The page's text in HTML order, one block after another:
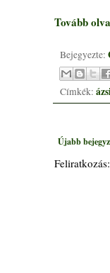
Tovább
Bejegyezte:
Címkék:
Újabb
Feliratkozás: